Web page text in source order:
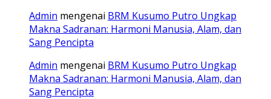
Admin mengenai BRM Kusumo Putro Ungkap
Makna Sadranan: Harmoni Manusia, Alam, dan
Sang Pencipta
Admin mengenai BRM Kusumo Putro Ungkap
Makna Sadranan: Harmoni Manusia, Alam, dan
Sang Pencipta